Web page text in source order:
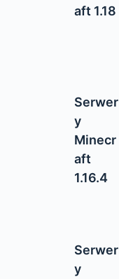
aft 1.18
Serwer
y
Minecr
aft
1.16.4
Serwer
y